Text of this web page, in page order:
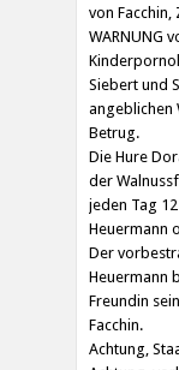
von Facchin,
WARNUNG
Siebert und
angeblichen
Betrug.
Die Hure
der
jeden Tag
Heuermann
Der
Heuermann
Freundin
Facchin.
Achtung,